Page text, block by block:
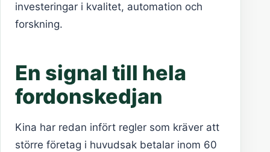
investeringar i kvalitet, automation och
forskning.
En signal till hela
fordonskedjan
Kina har redan infört regler som kräver att
större företag i huvudsak betalar inom 60